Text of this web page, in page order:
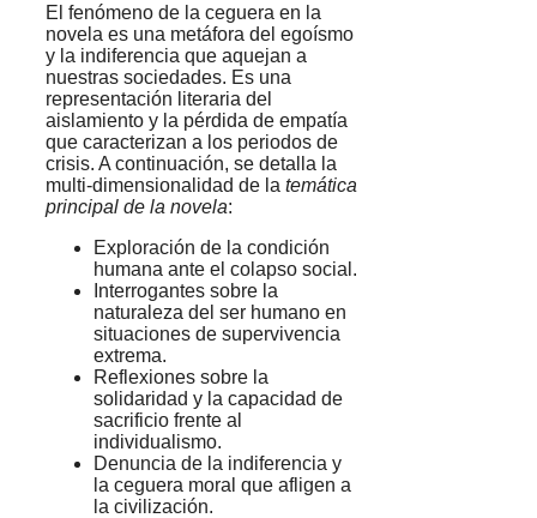
El fenómeno de la ceguera en la
novela es una metáfora del egoísmo
y la indiferencia que aquejan a
nuestras sociedades. Es una
representación literaria del
aislamiento y la pérdida de empatía
que caracterizan a los periodos de
crisis. A continuación, se detalla la
multi-dimensionalidad de la temática
principal de la novela:
Exploración de la condición
humana ante el colapso social.
Interrogantes sobre la
naturaleza del ser humano en
situaciones de supervivencia
extrema.
Reflexiones sobre la
solidaridad y la capacidad de
sacrificio frente al
individualismo.
Denuncia de la indiferencia y
la ceguera moral que afligen a
la civilización.